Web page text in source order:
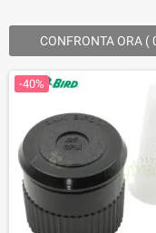
CONFRONTA ORA (
-40%